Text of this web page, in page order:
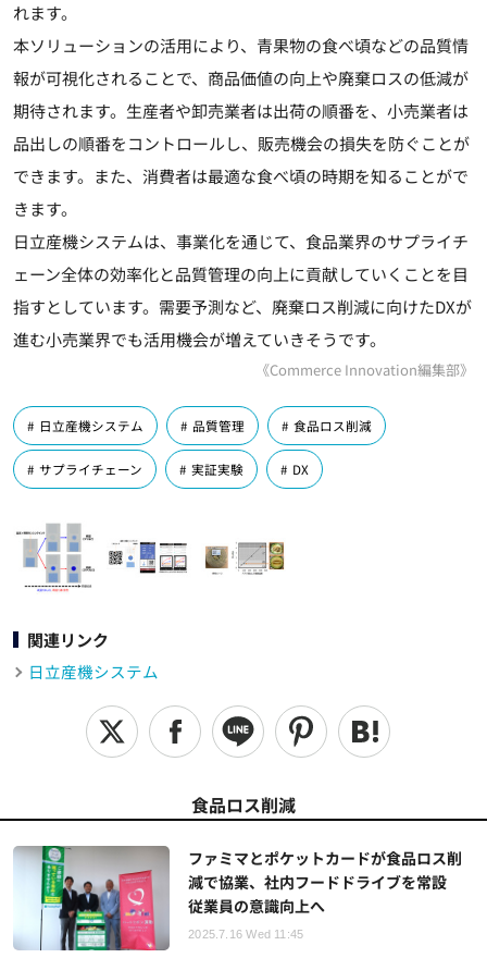
れます。
本ソリューションの活用により、青果物の食べ頃などの品質情
報が可視化されることで、商品価値の向上や廃棄ロスの低減が
期待されます。生産者や卸売業者は出荷の順番を、小売業者は
品出しの順番をコントロールし、販売機会の損失を防ぐことが
できます。また、消費者は最適な食べ頃の時期を知ることがで
きます。
日立産機システムは、事業化を通じて、食品業界のサプライチ
ェーン全体の効率化と品質管理の向上に貢献していくことを目
指すとしています。需要予測など、廃棄ロス削減に向けたDXが
進む小売業界でも活用機会が増えていきそうです。
《Commerce Innovation編集部》
日立産機システム 品質管理 食品ロス削減
サプライチェーン 実証実験 DX
関連リンク
日立産機システム
食品ロス削減
ファミマとポケットカードが食品ロス削
減で協業、社内フードドライブを常設
従業員の意識向上へ
2025.7.16 Wed 11:45